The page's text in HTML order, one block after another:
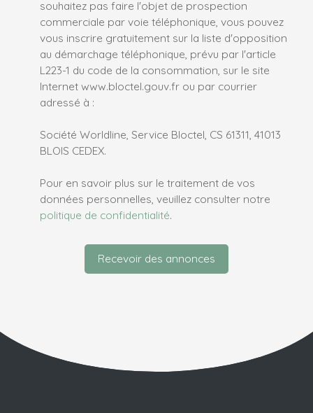
souhaitez pas faire l'objet de prospection
commerciale par voie téléphonique, vous pouvez
vous inscrire gratuitement sur la liste d'opposition
au démarchage téléphonique, prévu par l'article
L223-1 du code de la consommation, sur le site
Internet www.bloctel.gouv.fr ou par courrier
adressé à :
Société Worldline, Service Bloctel, CS 61311, 41013
BLOIS CEDEX.
Pour en savoir plus sur le traitement de vos
données personnelles, veuillez consulter notre
politique de confidentialité.
Recevoir des annonces